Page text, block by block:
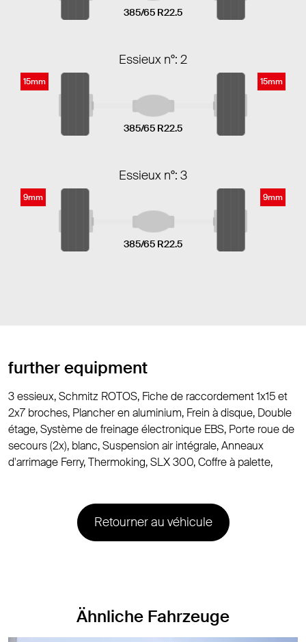
385/65 R22.5
Essieux n°: 2
15mm
385/65 R22.5
15mm
Essieux n°: 3
9mm
385/65 R22.5
9mm
further equipment
3 essieux, Schmitz ROTOS, Fiche de raccordement 1x15 et
2x7 broches, Plancher en aluminium, Frein à disque, Double
étage, Système de freinage électronique EBS, Porte roue de
secours (2x), blanc, Suspension air intégrale, Anneaux
d'arrimage Ferry, Thermoking, SLX 300, Coffre à palette,
Retourner au véhicule
Ähnliche Fahrzeuge